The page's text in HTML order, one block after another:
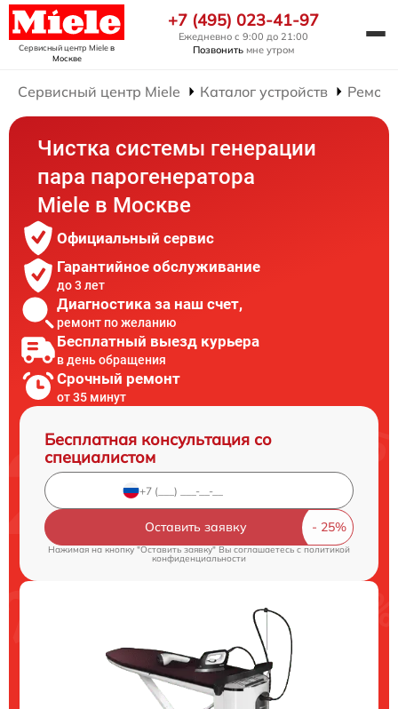
Сервисный центр Mieleв
Москве
+7 (495) 023-41-97
Ежедневно с 9:00 до 21:00
Позвонить мне утром
Сервисный центр Miele Каталог устройств
Чистка системы генерации
пара парогенератора
Miele в Москве
Официальный сервис
Гарантийное обслуживание
до 3 лет
Диагностика за наш счет,
ремонт по желанию
Бесплатный выезд курьера
в день обращения
Срочный ремонт
от 35 минут
Бесплатная консультация со
специалистом
Оставить заявку
Нажимая на кнопку "Оставить заявку" Вы соглашаетесь cполитикой
конфиденциальности